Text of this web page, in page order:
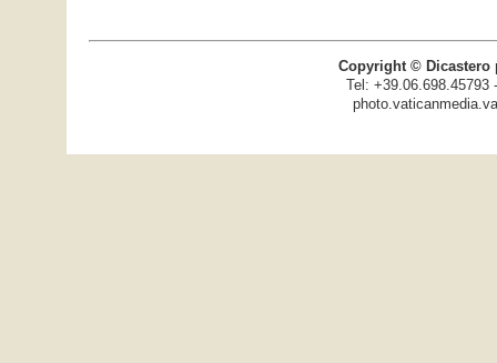
Copyright © Dicastero
Tel: +39.06.698.45793